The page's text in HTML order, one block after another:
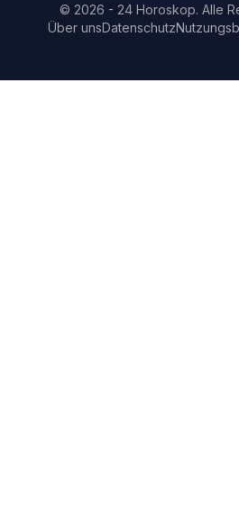
© 2026 - 24 Horoskop. Alle
Über unsDatenschutz